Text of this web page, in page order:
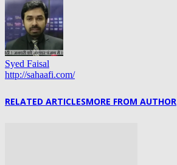
Syed Faisal
http://sahaafi.com/
RELATED ARTICLESMORE FROM AUTHOR